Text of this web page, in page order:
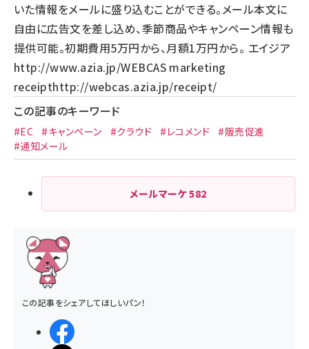
いた情報をメールに盛り込むことができる。メール本文に
自由に広告文を差し込め、季節商品やキャンペーン情報も
提供可能。初期費用5万円から、月額1万円から。 エイジア
http://www.azia.jp/WEBCAS marketing
receipthttp://webcas.azia.jp/receipt/
この記事のキーワード
#EC #キャンペーン #クラウド #レコメンド
#販売促進
#通知メール
メールマーケ582
この記事をシェアしてほしいパン！